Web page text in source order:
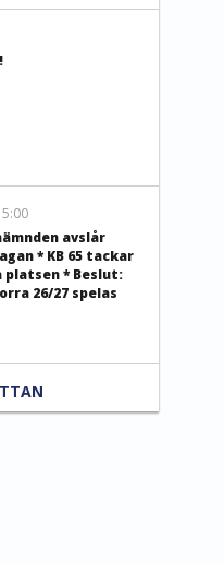
avslår
* KB 65 tackar
* Beslut:
26/27 spelas